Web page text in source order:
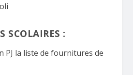
SCOLAIRES :
PJ la liste de fournitures de